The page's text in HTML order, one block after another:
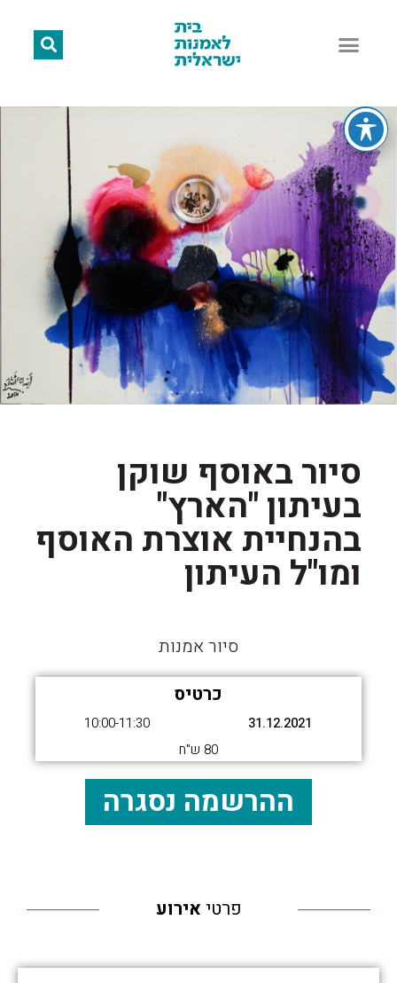
סיור באוסף שוקן
בעיתון "הארץ"
בהנחיית אוצרת האוסף
ומו"ל העיתון
סיור אמנות
כרטיס
31.12.2021
10:00-11:30
80 ש"ח
ההרשמה נסגרה
פרטי אירוע